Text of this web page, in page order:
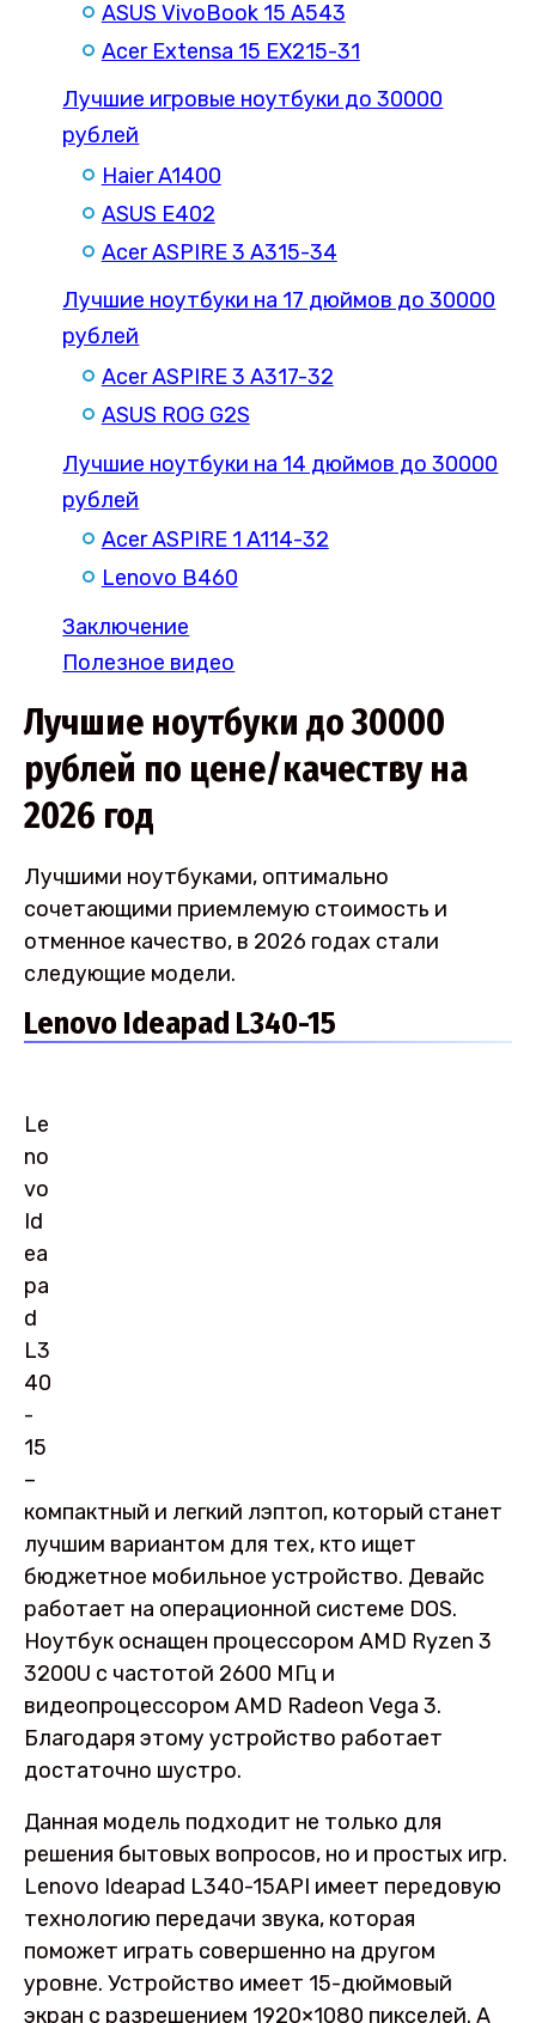
ASUS VivoBook 15 A543
Acer Extensa 15 EX215-31
Лучшие игровые ноутбуки до 30000
рублей
Haier A1400
ASUS E402
Acer ASPIRE 3 A315-34
Лучшие ноутбуки на 17 дюймов до 30000
рублей
Acer ASPIRE 3 A317-32
ASUS ROG G2S
Лучшие ноутбуки на 14 дюймов до 30000
рублей
Acer ASPIRE 1 A114-32
Lenovo B460
Заключение
Полезное видео
Лучшие ноутбуки до 30000
рублей по цене/качеству на
2026 год
Лучшими ноутбуками, оптимально
сочетающими приемлемую стоимость и
отменное качество, в 2026 годах стали
следующие модели.
Lenovo Ideapad L340-15
Le
no
vo
Id
ea
pa
d
L3
40
-
15
–
компактный и легкий лэптоп, который станет
лучшим вариантом для тех, кто ищет
бюджетное мобильное устройство. Девайс
работает на операционной системе DOS.
Ноутбук оснащен процессором AMD Ryzen 3
3200U с частотой 2600 МГц и
видеопроцессором AMD Radeon Vega 3.
Благодаря этому устройство работает
достаточно шустро.
Данная модель подходит не только для
решения бытовых вопросов, но и простых игр.
Lenovo Ideapad L340-15API имеет передовую
технологию передачи звука, которая
поможет играть совершенно на другом
уровне. Устройство имеет 15-дюймовый
экран с разрешением 1920×1080 пикселей. А